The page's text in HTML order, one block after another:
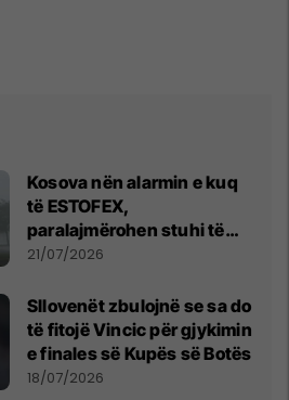
Kosova nën alarmin e kuq
të ESTOFEX,
paralajmërohen stuhi të
fuqishme me breshër dhe
21/07/2026
Sllovenët zbulojnë se sa do
të fitojë Vincic për gjykimin
e finales së Kupës së Botës
18/07/2026